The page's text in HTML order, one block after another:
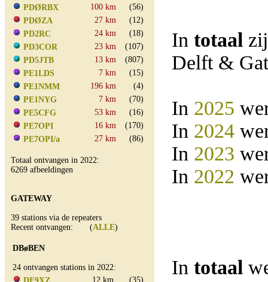
PDØRBX
100 km
(56)
PDØZA
27 km
(12)
PD2RC
24 km
(18)
PD3COR
23 km
(107)
PD5JTB
13 km
(807)
PE1LDS
7 km
(15)
PE1NMM
196 km
(4)
PE1NYG
7 km
(70)
PE5CFG
53 km
(16)
PE7OPI
16 km
(170)
PE7OPI/a
27 km (86)
Totaal ontvangen in 2022:
6269 afbeeldingen
GATEWAY
39 stations via de repeaters
Recent ontvangen: (ALLE)
DBøBEN
24 ontvangen stations in 2022:
12 km
(35)
In totaal
Delft &
In 2025
In 2024
In 2023
In 2022
In totaal